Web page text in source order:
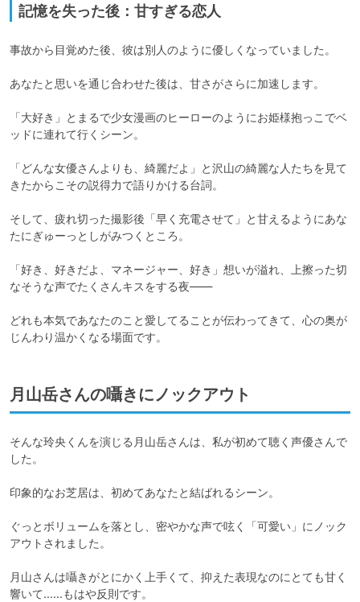
記憶を失った後：甘すぎる恋人
事故から目覚めた後、彼は別人のように優しくなっていました。
あなたと思いを通じ合わせた後は、甘さがさらに加速します。
「大好き」とまるで少女漫画のヒーローのようにお姫様抱っこでベ
ッドに連れて行くシーン。
「どんな女優さんよりも、綺麗だよ」と沢山の綺麗な人たちを見て
きたからこその説得力で語りかける台詞。
そして、疲れ切った撮影後「早く充電させて」と甘えるようにあな
たにぎゅーっとしがみつくところ。
「好き、好きだよ、マネージャー、好き」想いが溢れ、上擦った切
なそうな声でたくさんキスをする夜——
どれも本気であなたのこと愛してることが伝わってきて、心の奥が
じんわり温かくなる場面です。
月山岳さんの囁きにノックアウト
そんな玲央くんを演じる月山岳さんは、私が初めて聴く声優さんで
した。
印象的なお芝居は、初めてあなたと結ばれるシーン。
ぐっとボリュームを落とし、密やかな声で呟く「可愛い」にノック
アウトされました。
月山さんは囁きがとにかく上手くて、抑えた表現なのにとても甘く
響いて......もはや反則です。